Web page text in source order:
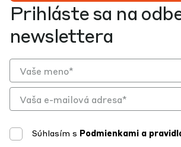
Prihláste sa na
newslettera
Súhlasím s Podmienkami a